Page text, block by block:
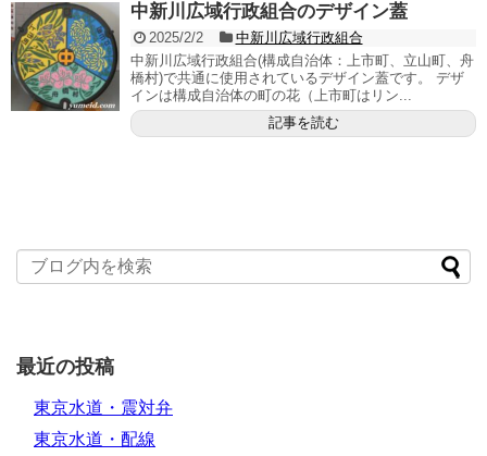
中新川広域行政組合のデザイン蓋
2025/2/2
中新川広域行政組合
中新川広域行政組合(構成自治体：上市町、立山町、舟
橋村)で共通に使用されているデザイン蓋です。 デザ
インは構成自治体の町の花（上市町はリン...
記事を読む
最近の投稿
東京水道・震対弁
東京水道・配線